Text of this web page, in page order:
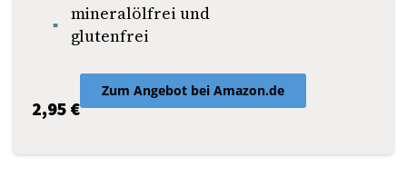
mineralölfrei und
glutenfrei
2,95 €
Zum Angebot bei Amazon.de